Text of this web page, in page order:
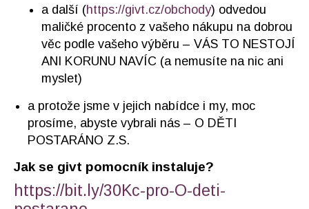
a další (https://givt.cz/obchody) odvedou
maličké procento z vašeho nákupu na dobrou
věc podle vašeho výběru – VÁS TO NESTOJÍ
ANI KORUNU NAVÍC (a nemusíte na nic ani
myslet)
a protože jsme v jejich nabídce i my, moc
prosíme, abyste vybrali nás – O DĚTI
POSTARÁNO Z.S.
Jak se givt pomocník instaluje?
https://bit.ly/30Kc-pro-O-deti-